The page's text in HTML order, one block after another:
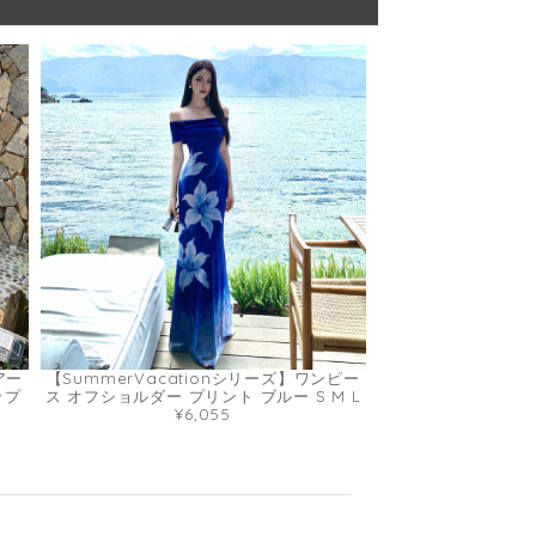
プ
【SummerVacationシリーズ】ワンピー
ス オフショルダー プリント ブルー S M L
¥6,055